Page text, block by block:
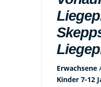
Erwachsene
Kinder 7-12